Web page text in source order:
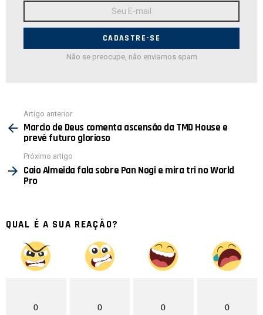
E-
Não se preocupe, não enviamos spam
mais
Artigo anterior
Marcio de Deus comenta ascensão da TMD House e
prevê futuro glorioso
Próximo artigo
Caio Almeida fala sobre Pan Nogi e mira tri no World
Pro
QUAL É A SUA REAÇÃO?
0 0 0 0